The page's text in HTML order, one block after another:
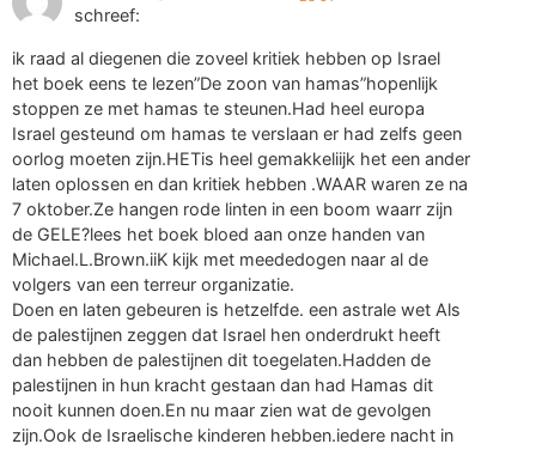
schreef:
ik raad al diegenen die zoveel kritiek hebben op Israel
het boek eens te lezen”De zoon van hamas”hopenlijk
stoppen ze met hamas te steunen.Had heel europa
Israel gesteund om hamas te verslaan er had zelfs geen
oorlog moeten zijn.HETis heel gemakkeliijk het een ander
laten oplossen en dan kritiek hebben .WAAR waren ze na
7 oktober.Ze hangen rode linten in een boom waarr zijn
de GELE?lees het boek bloed aan onze handen van
Michael.L.Brown.iiK kijk met meededogen naar al de
volgers van een terreur organizatie.
Doen en laten gebeuren is hetzelfde. een astrale wet Als
de palestijnen zeggen dat Israel hen onderdrukt heeft
dan hebben de palestijnen dit toegelaten.Hadden de
palestijnen in hun kracht gestaan dan had Hamas dit
nooit kunnen doen.En nu maar zien wat de gevolgen
zijn.Ook de Israelische kinderen hebben.iedere nacht in